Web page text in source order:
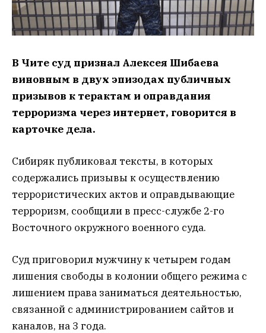
В Чите суд признал Алексея Шибаева
виновным в двух эпизодах публичных
призывов к терактам и оправдания
терроризма через интернет, говорится в
карточке дела.
Сибиряк публиковал тексты, в которых
содержались призывы к осуществлению
террористических актов и оправдывающие
терроризм, сообщили в пресс-службе 2-го
Восточного окружного военного суда.
Суд приговорил мужчину к четырем годам
лишения свободы в колонии общего режима с
лишением права заниматься деятельностью,
связанной с администрированием сайтов и
каналов, на 3 года.